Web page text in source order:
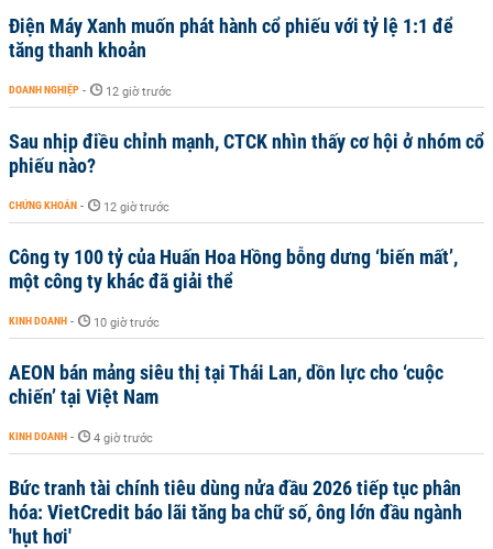
Điện Máy Xanh muốn phát hành cổ phiếu với tỷ lệ 1:1 để
tăng thanh khoản
DOANH NGHIỆP - 12 giờ trước
Sau nhịp điều chỉnh mạnh, CTCK nhìn thấy cơ hội ở nhóm cổ
phiếu nào?
CHỨNG KHOÁN - 12 giờ trước
Công ty 100 tỷ của Huấn Hoa Hồng bỗng dưng ‘biến mất’,
một công ty khác đã giải thể
KINH DOANH - 10 giờ trước
AEON bán mảng siêu thị tại Thái Lan, dồn lực cho ‘cuộc
chiến’ tại Việt Nam
KINH DOANH - 4 giờ trước
Bức tranh tài chính tiêu dùng nửa đầu 2026 tiếp tục phân
hóa: VietCredit báo lãi tăng ba chữ số, ông lớn đầu ngành
'hụt hơi'